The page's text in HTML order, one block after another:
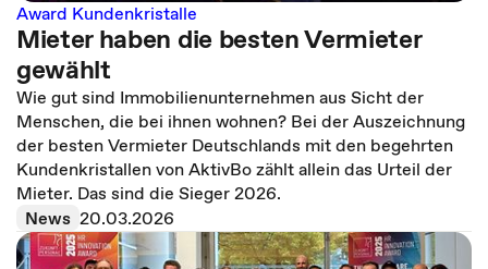
Award Kundenkristalle
Mieter haben die besten Vermieter
gewählt
Wie gut sind Immobilienunternehmen aus Sicht der
Menschen, die bei ihnen wohnen? Bei der Auszeichnung
der besten Vermieter Deutschlands mit den begehrten
Kundenkristallen von AktivBo zählt allein das Urteil der
Mieter. Das sind die Sieger 2026.
News 20.03.2026